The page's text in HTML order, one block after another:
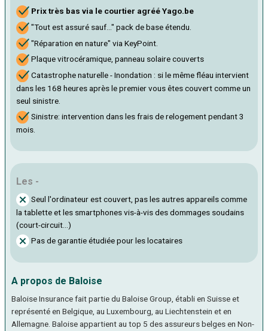
Prix très bas via le courtier agréé Yago.be
"Tout est assuré sauf..." pack de base étendu.
"Réparation en nature" via KeyPoint.
Plaque vitrocéramique, panneau solaire couverts
Catastrophe naturelle - Inondation : si le même fléau intervient
dans les 168 heures après le premier vous êtes couvert comme un
seul sinistre.
Sinistre: intervention dans les frais de relogement pendant 3
mois.
Les -
Seul l'ordinateur est couvert, pas les autres appareils comme
la tablette et les smartphones vis-à-vis des dommages soudains
(court-circuit...)
Pas de garantie étudiée pour les locataires
A propos de Baloise
Baloise Insurance fait partie du Baloise Group, établi en Suisse et
représenté en Belgique, au Luxembourg, au Liechtenstein et en
Allemagne. Baloise appartient au top 5 des assureurs belges en Non-